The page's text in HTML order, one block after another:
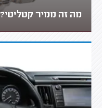
מה זה ממיר קטליטי?